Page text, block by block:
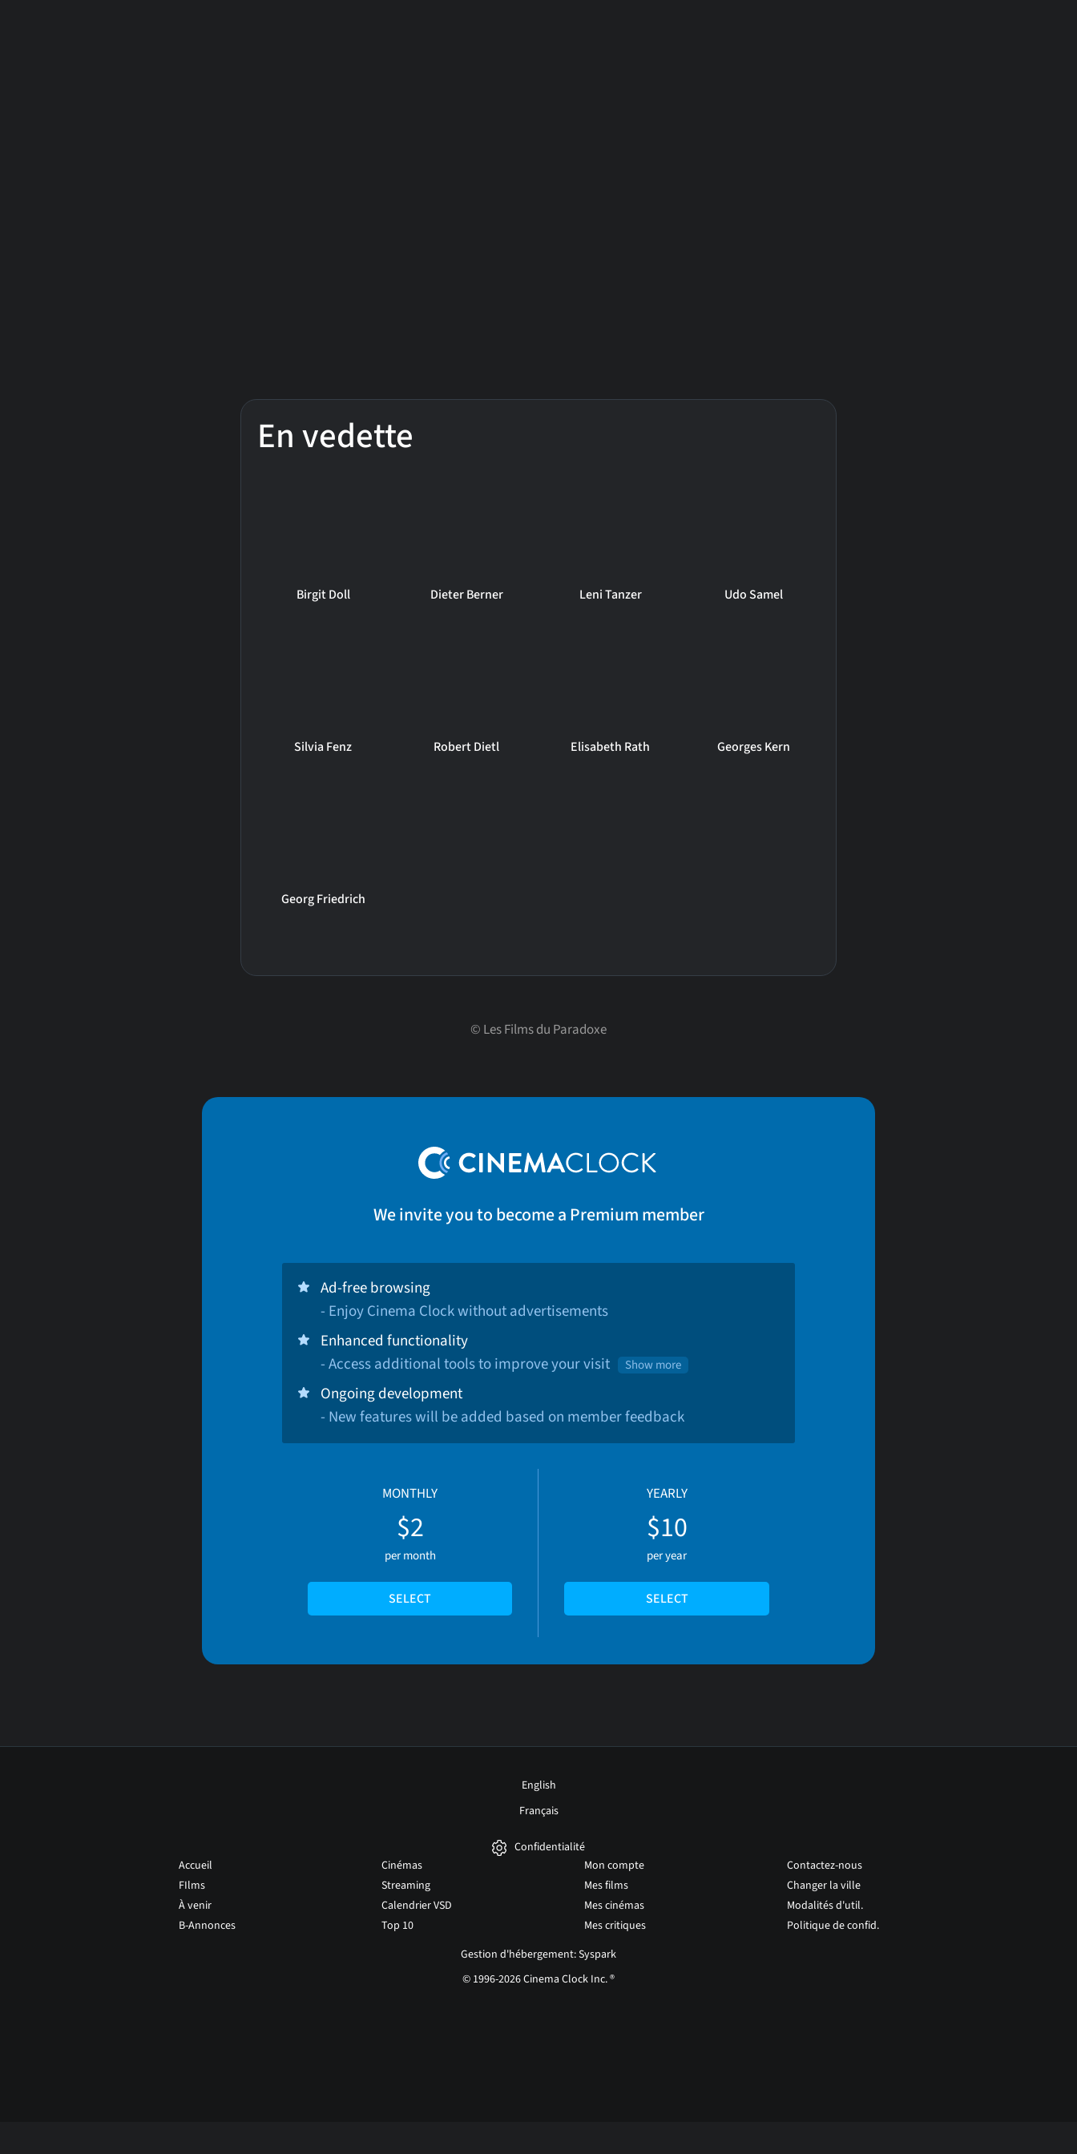
En vedette
Birgit Doll Dieter Berner Leni Tanzer Udo Samel
Silvia Fenz Robert Dietl Elisabeth Rath Georges Kern
Georg Friedrich
© Les Films du Paradoxe
We invite you to become a Premium member
Ad-free browsing
- Enjoy Cinema Clock without advertisements
Enhanced functionality
- Access additional tools to improve your visit
Show more
Ongoing development
- New features will be added based on member feedback
MONTHLY
$2
per month
SELECT
YEARLY
$10
per year
SELECT
English
Français
Confidentialité
Accueil
FIlms
À venir
B-Annonces
Cinémas
Streaming
Calendrier VSD
Top 10
Mon compte
Mes films
Mes cinémas
Mes critiques
Contactez-nous
Changer la ville
Modalités d'util.
Politique de confid.
Gestion d'hébergement: Syspark
© 1996-2026 Cinema Clock Inc. ®